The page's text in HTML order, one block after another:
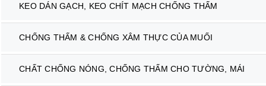
KEO DÁN GẠCH, KEO CHÍT MẠCH CHỐNG THẤM
CHỐNG THẤM & CHỐNG XÂM THỰC CỦA MUỐI
CHẤT CHỐNG NÓNG, CHỐNG THẤM CHO TƯỜNG, MÁI